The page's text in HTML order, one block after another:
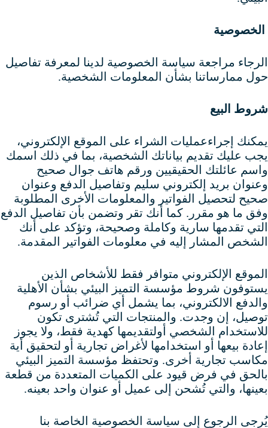
الخصوصية
الرجاء مراجعة سياسة الخصوصية لدينا لمعرفة تفاصيل
حول ممارساتنا بشأن المعلومات الشخصية.
شروط البيع
يمكنك إجراءعمليات الشراء على الموقع الإلكتروني،
يجب عليك تقديم بياناتك الشخصية، بما في ذلك اسمك
واسم عائلتك الحقيقيين ورقم هاتف جوال صحيح
وعنوان بريد إلكتروني سليم وتفاصيل الدفع وعنوان
صحيح لتحصيل الفواتير والمعلومات الأخرى المطلوبة
وفق ما هو مقرر. كما أنك تقر وتضمن بأن تفاصيل الدفع
التي تقدمها سارية وكاملة وصحيحة، وتؤكد على أنك
الشخص المشار إليه في معلومات الفواتير المقدمة.
الموقع الإلكتروني متوافر فقط للأشخاص الذين
يستوفون شروط مؤسسة التميز البيئي بشأن الأهلية
والدفع الالكتروني، بما يشمل أي ضرائب أو رسوم
توصيل، إن وجدت. والمنتجات التي تُشترى تكون
للاستخدام الشخصي أولتقديمها كهدية فقط، ولا يجوز
إعادة بيعها أو استخدامها لأغراض تجارية أو لتحقيق أية
مكاسب تجارية أخرى. وتحتفظ مؤسسة التميز البيئي
بالحق في فرض قيود على الكميات المتعددة من قطعة
بعينها، والتي تُشحن إلى عميل أو عنوان واحد بعينه.
يُرجى الرجوع إلى سياسة الخصوصية الخاصة بنا